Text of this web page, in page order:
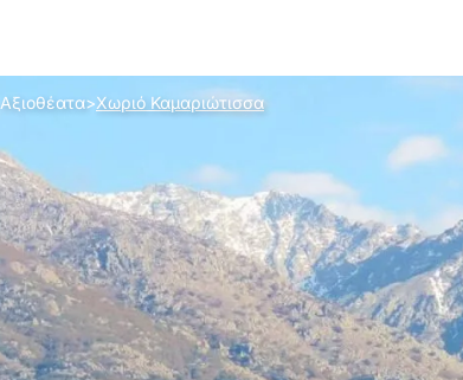
Αξιοθέατα>Χωριό Καμαριώτισσα